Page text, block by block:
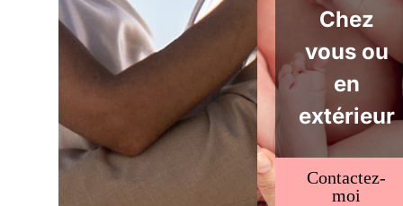
Chez
vous ou
en
extérieur
Contactez-
moi